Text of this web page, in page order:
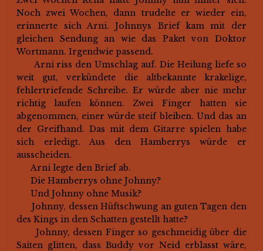
Noch zwei Wochen, dann trudelte er wieder ein,
erinnerte sich Arni. Johnnys Brief kam mit der
gleichen Sendung an wie das Paket von Doktor
Wortmann. Irgendwie passend.
Arni riss den Umschlag auf. Die Heilung liefe so
weit gut, verkündete die altbekannte krakelige,
fehlertriefende Schreibe. Er würde aber nie mehr
richtig laufen können. Zwei Finger hatten sie
abgenommen, einer würde steif bleiben. Und das an
der Greifhand. Das mit dem Gitarre spielen habe
sich erledigt. Aus den Hamberrys würde er
ausscheiden.
Arni legte den Brief ab.
Die Hamberrys ohne Johnny?
Und Johnny ohne Musik?
Johnny, dessen Hüftschwung an guten Tagen den
des Kings in den Schatten gestellt hatte?
Johnny, dessen Finger so geschmeidig über die
Saiten glitten, dass Buddy vor Neid erblasst wäre,